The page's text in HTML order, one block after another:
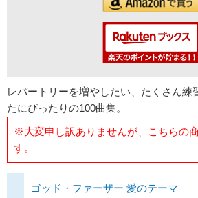
レパートリーを増やしたい、たくさん練
たにぴったりの100曲集。
※大変申し訳ありませんが、こちらの
す。
ゴッド・ファーザー 愛のテーマ